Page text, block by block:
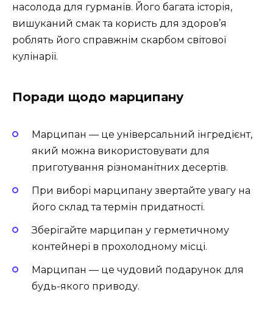
насолода для гурманів. Його багата історія,
вишуканий смак та користь для здоров’я
роблять його справжнім скарбом світової
кулінарії.
Поради щодо марципану
Марципан — це універсальний інгредієнт,
який можна використовувати для
приготування різноманітних десертів.
При виборі марципану звертайте увагу на
його склад та термін придатності.
Зберігайте марципан у герметичному
контейнері в прохолодному місці.
Марципан — це чудовий подарунок для
будь-якого приводу.